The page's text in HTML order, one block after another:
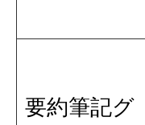
要約筆記グ